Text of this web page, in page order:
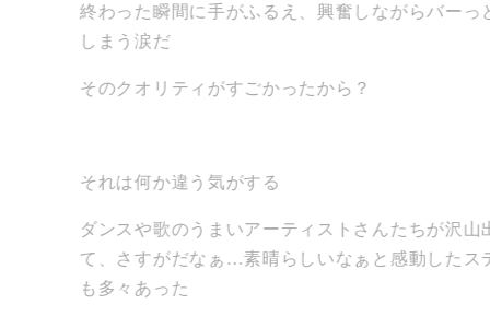
終わった瞬間に手がふるえ、興奮しながらバーっ
しまう涙だ
そのクオリティがすごかったから？
それは何か違う気がする
ダンスや歌のうまいアーティストさんたちが沢山
て、さすがだなぁ…素晴らしいなぁと感動したス
も多々あった